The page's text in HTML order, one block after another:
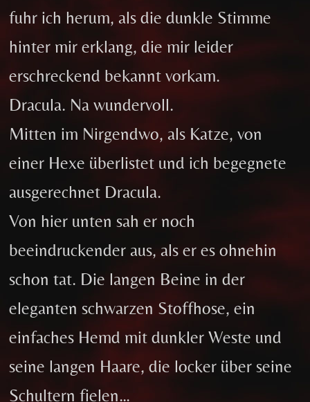
fuhr ich herum, als die dunkle Stimme
hinter mir erklang, die mir leider
erschreckend bekannt vorkam.
Dracula. Na wundervoll.
Mitten im Nirgendwo, als Katze, von
einer Hexe überlistet und ich begegnete
ausgerechnet Dracula.
Von hier unten sah er noch
beeindruckender aus, als er es ohnehin
schon tat. Die langen Beine in der
eleganten schwarzen Stoffhose, ein
einfaches Hemd mit dunkler Weste und
seine langen Haare, die locker über seine
Schultern fielen…